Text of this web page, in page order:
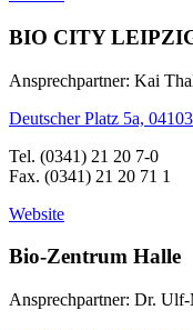
BIO CITY
Ansprechpartner: Kai
Deutscher Platz 5a,
Tel. (0341) 21 20 7-0
Fax. (0341) 21 20 71 1
Website
Bio-Zentrum Halle
Ansprechpartner: Dr.